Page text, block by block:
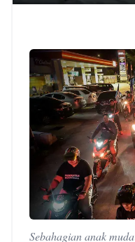
Sebahagian anak